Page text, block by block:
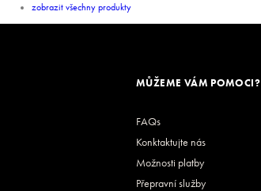
zobrazit všechny produkty
MŮŽEME VÁM POMOCI?
FAQs
Konktaktujte nás
Možnosti platby
Přepravní služby